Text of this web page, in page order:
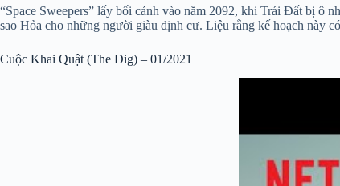
“Space Sweepers” lấy bối cảnh vào năm 2092, khi Trái Đất bị ô
sao Hỏa cho những người giàu định cư. Liệu rằng kế hoạch này
Cuộc Khai Quật (The Dig) – 01/2021